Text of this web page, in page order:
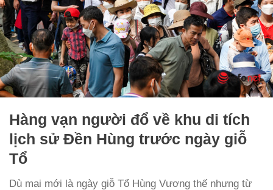
Hàng vạn người đổ về khu di tích
lịch sử Đền Hùng trước ngày giỗ
Tổ
Dù mai mới là ngày giỗ Tổ Hùng Vương thế nhưng từ